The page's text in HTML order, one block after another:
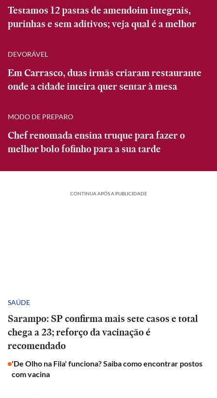
Testamos 12 pastas de amendoim integrais,
purinhas e sem aditivos; veja qual é a melhor
DEVORÁVEL
Em Carrasco, duas irmãs criaram restaurante
onde a cidade inteira quer sentar à mesa
MODO DE PREPARO
Chef renomada ensina truque para fazer o
melhor bolo fofinho para a sua tarde
CONTINUA APÓS A PUBLICIDADE
SAÚDE
Sarampo: SP confirma mais sete casos e total
chega a 23; reforço da vacinação é
recomendado
'De Olho na Fila' funciona? Saiba como encontrar postos
com vacina